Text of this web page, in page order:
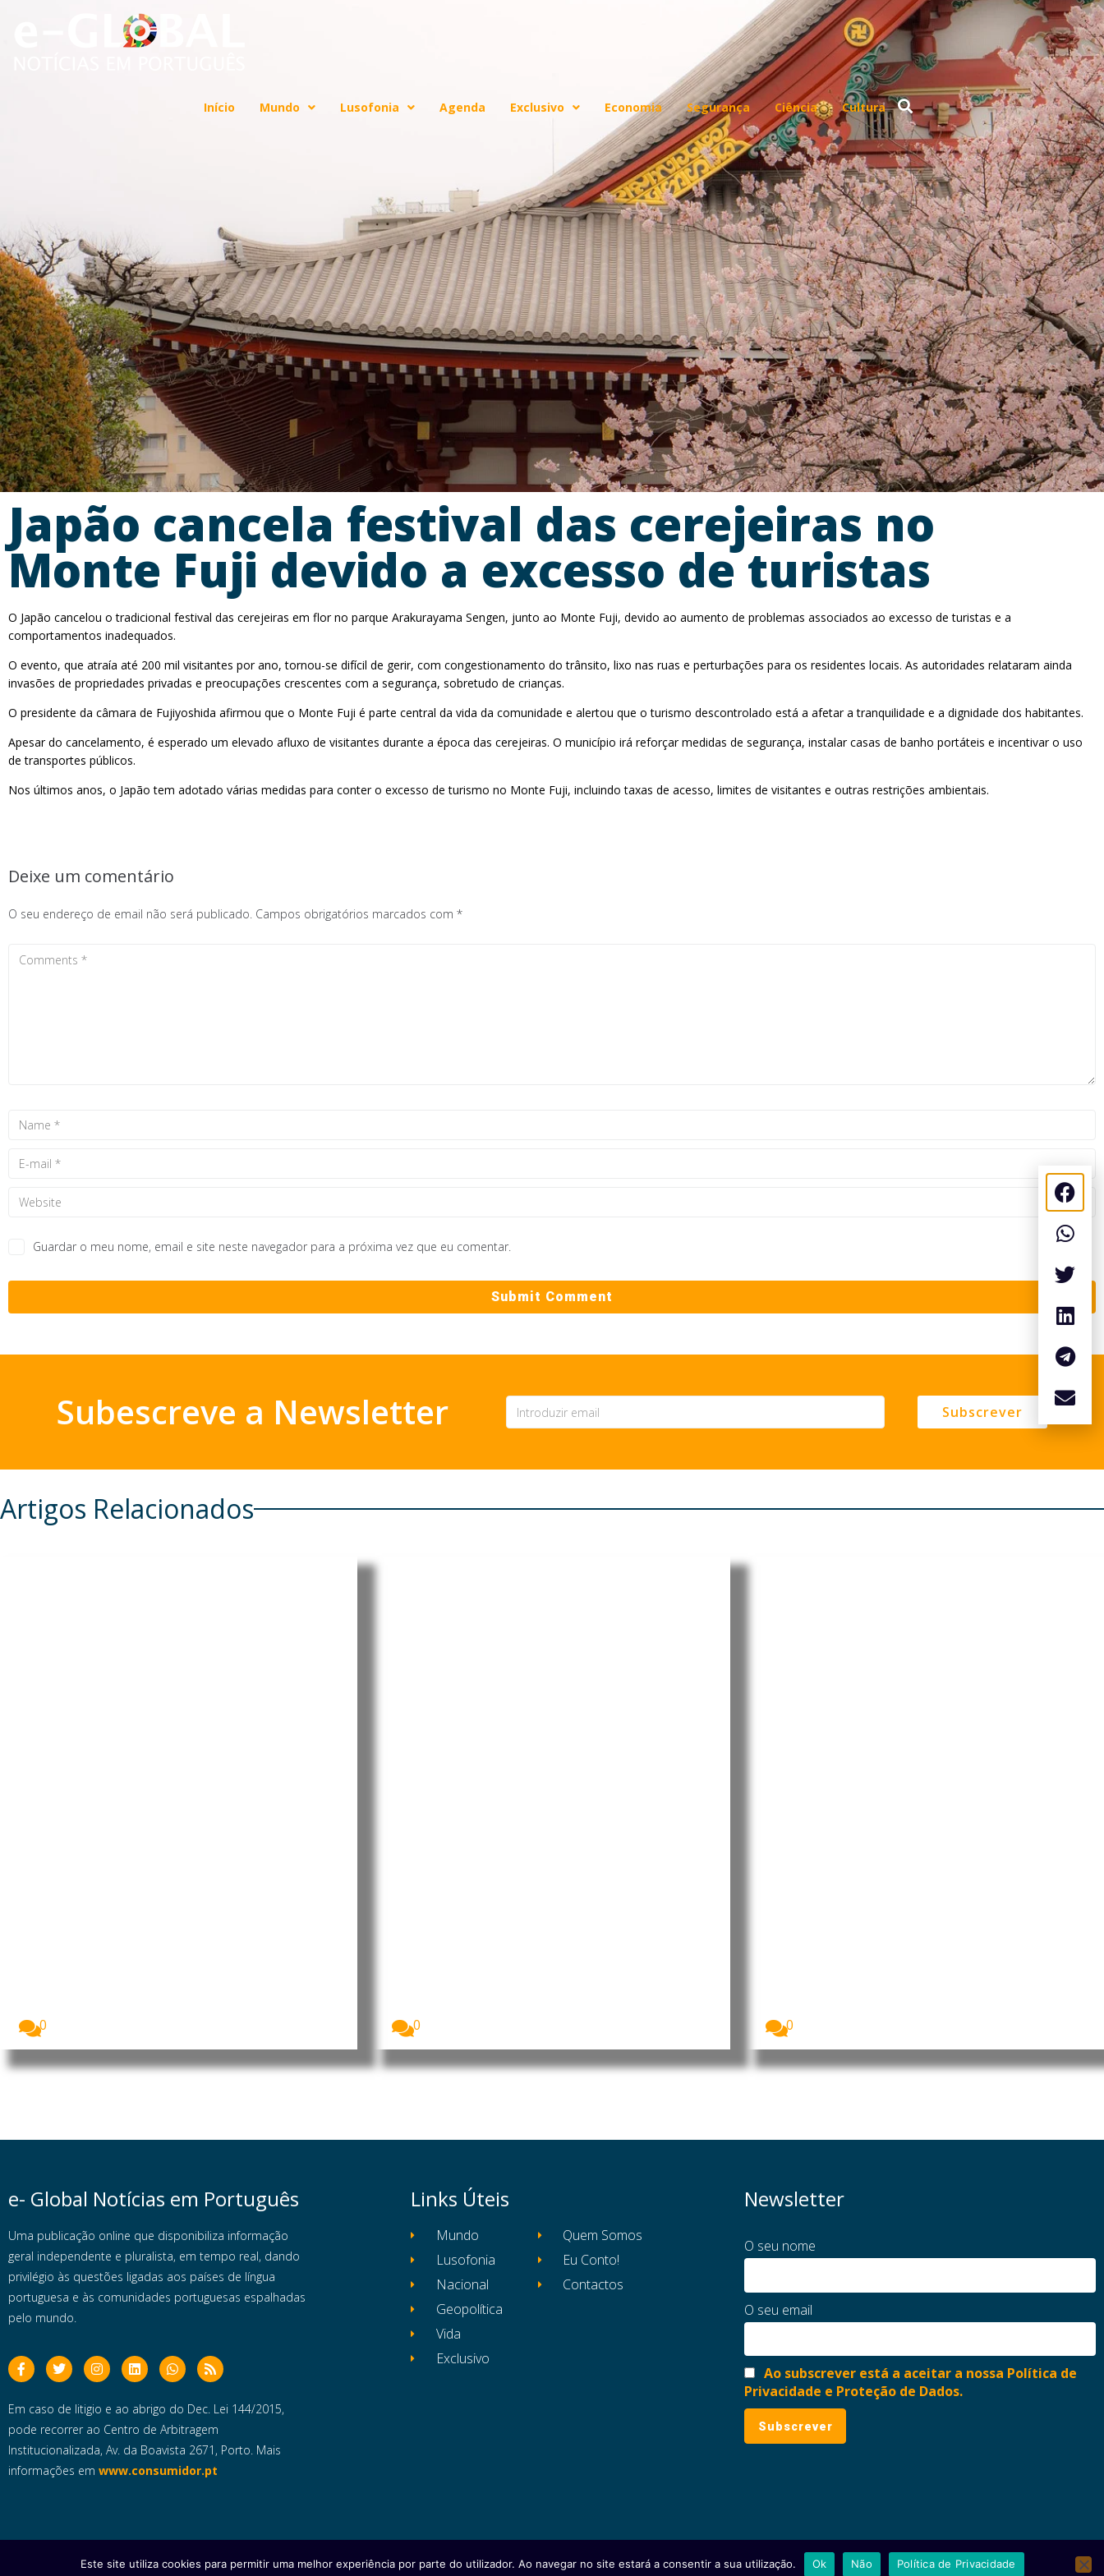
Início Mundo Lusofonia Agenda Exclusivo Economia Segurança Ciência Cultura
Japão cancela festival das cerejeiras no
Monte Fuji devido a excesso de turistas
O Japão cancelou o tradicional festival das cerejeiras em flor no parque Arakurayama Sengen, junto ao Monte Fuji, devido ao aumento de problemas associados ao excesso de turistas e a
comportamentos inadequados.
O evento, que atraía até 200 mil visitantes por ano, tornou-se difícil de gerir, com congestionamento do trânsito, lixo nas ruas e perturbações para os residentes locais. As autoridades relataram ainda
invasões de propriedades privadas e preocupações crescentes com a segurança, sobretudo de crianças.
O presidente da câmara de Fujiyoshida afirmou que o Monte Fuji é parte central da vida da comunidade e alertou que o turismo descontrolado está a afetar a tranquilidade e a dignidade dos habitantes.
Apesar do cancelamento, é esperado um elevado afluxo de visitantes durante a época das cerejeiras. O município irá reforçar medidas de segurança, instalar casas de banho portáteis e incentivar o uso
de transportes públicos.
Nos últimos anos, o Japão tem adotado várias medidas para conter o excesso de turismo no Monte Fuji, incluindo taxas de acesso, limites de visitantes e outras restrições ambientais.
Deixe um comentário
O seu endereço de email não será publicado. Campos obrigatórios marcados com *
Guardar o meu nome, email e site neste navegador para a próxima vez que eu comentar.
Subescreve a Newsletter Subscrever
Artigos Relacionados
0
0
0
e- Global Notícias em Português
Uma publicação online que disponibiliza informação
geral independente e pluralista, em tempo real, dando
privilégio às questões ligadas aos países de língua
portuguesa e às comunidades portuguesas espalhadas
pelo mundo.
Em caso de litigio e ao abrigo do Dec. Lei 144/2015,
pode recorrer ao Centro de Arbitragem
Institucionalizada, Av. da Boavista 2671, Porto. Mais
informações em www.consumidor.pt
Links Úteis
Mundo
Lusofonia
Nacional
Geopolítica
Vida
Exclusivo
Quem Somos
Eu Conto!
Contactos
Newsletter
O seu nome
O seu email
Ao subscrever está a aceitar a nossa Política de
Privacidade e Proteção de Dados.
Copyright © 2025 e- Global Notícias em Português | Todos os direitos reservados Ficha Técnica Estatuto Editorial Política de Privacidade e Proteção de Dados
Este site utiliza cookies para permitir uma melhor experiência por parte do utilizador. Ao navegar no site estará a consentir a sua utilização. Ok Não Política de Privacidade